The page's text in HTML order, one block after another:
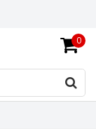
DAK!
0